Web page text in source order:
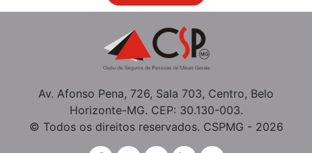
Av. Afonso Pena, 726, Sala 703, Centro, Belo
Horizonte-MG. CEP: 30.130-003.
© Todos os direitos reservados. CSPMG - 2026